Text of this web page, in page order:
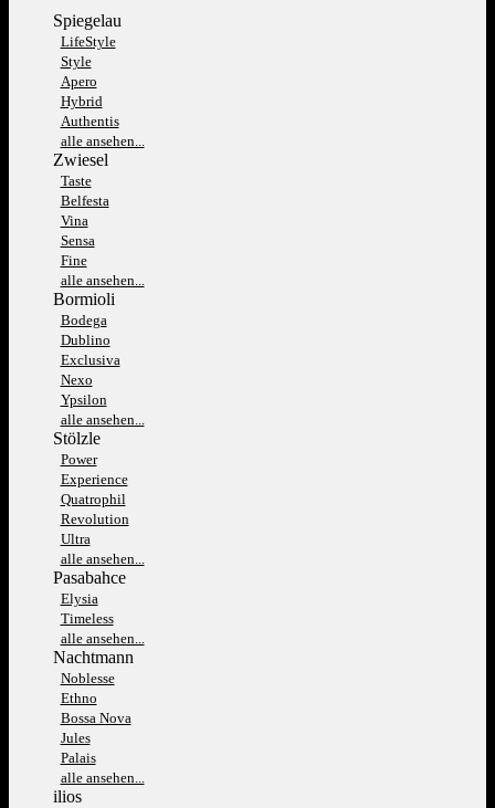
Spiegelau
LifeStyle
Style
Apero
Hybrid
Authentis
alle ansehen...
Zwiesel
Taste
Belfesta
Vina
Sensa
Fine
alle ansehen...
Bormioli
Bodega
Dublino
Exclusiva
Nexo
Ypsilon
alle ansehen...
Stölzle
Power
Experience
Quatrophil
Revolution
Ultra
alle ansehen...
Pasabahce
Elysia
Timeless
alle ansehen...
Nachtmann
Noblesse
Ethno
Bossa Nova
Jules
Palais
alle ansehen...
ilios